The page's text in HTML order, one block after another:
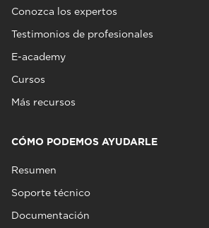
Conozca los expertos
Testimonios de profesionales
E-academy
Cursos
Más recursos
CÓMO PODEMOS AYUDARLE
Resumen
Soporte técnico
Documentación